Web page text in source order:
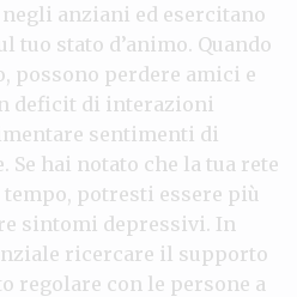
anziani ed esercitano
tuo stato d’animo. Quando
possono perdere amici e
deficit di interazioni
sentimenti di
Se hai notato che la tua rete
potresti essere più
sintomi depressivi. In
ricercare il supporto
regolare con le persone a